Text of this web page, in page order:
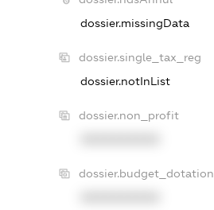
dossier.missingData
dossier.single_tax_reg
dossier.notInList
dossier.non_profit
dossier.budget_dotation